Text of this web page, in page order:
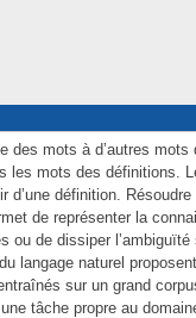
des mots à d’autres mots
les mots des définitions.
définition.
de représenter la
ou de dissiper
langage naturel
sur un grand
tâche propre au